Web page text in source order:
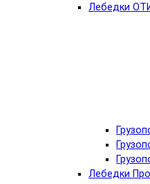
Лебедки
Лебедки